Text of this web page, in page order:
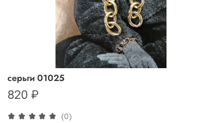
(0)
серьги 01025
820 ₽